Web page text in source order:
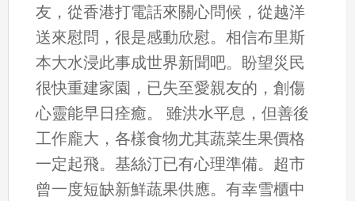
友，從香港打電話來關心問候，從越洋
送來慰問，很是感動欣慰。相信布里斯
本大水浸此事成世界新聞吧。盼望災民
很快重建家園，已失至愛親友的，創傷
心靈能早日痊癒。 雖洪水平息，但善後
工作龐大，各樣食物尤其蔬菜生果價格
一定起飛。基絲汀已有心理準備。超市
曾一度短缺新鮮蔬果供應。有幸雪櫃中